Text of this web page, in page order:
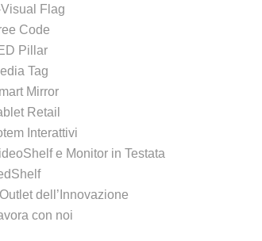
Flag
Code
Pillar
Tag
Mirror
Retail
Interattivi
e Monitor in Testata
dell’Innovazione
con noi